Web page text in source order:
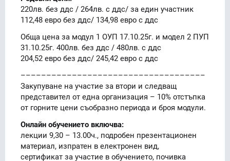
220лв. без ддс / 264лв. с ддс/ за един участник
112,48 евро без ддс/ 134,98 евро с ддс
Обща цена за модул 1 ОУП 17.10.25г. и модел 2 ПУП
31.10.25г. 400лв. без ддс / 480лв. с ддс
204,52 евро без ддс/ 245,42 евро с ддс
––––––––––––––––––––––––––––––––––––
Закупуване на участие за втори и следващ
представител от една организация – 10% отстъпка
от горните цени съобразно периода и броя модули.
Онлайн обучението включва:
лекции 9,30 – 13.00ч., подробен презентационен
материал, изпратен в електронен вид,
сертификат за участие в обучението, почивка